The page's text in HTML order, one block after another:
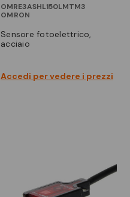
OMRE3ASHL150LMTM3
OMRON
sensore fotoelettrico,
acciaio
Accedi per vedere i prezzi